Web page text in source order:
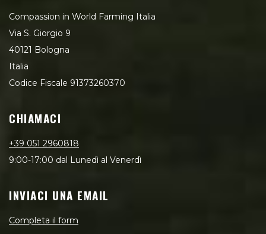
Compassion in World Farming Italia
Via S. Giorgio 9
40121 Bologna
Italia
Codice Fiscale 91373260370
CHIAMACI
+39 051 2960818
9:00-17:00 dal Lunedì al Venerdì
INVIACI UNA EMAIL
Completa il form